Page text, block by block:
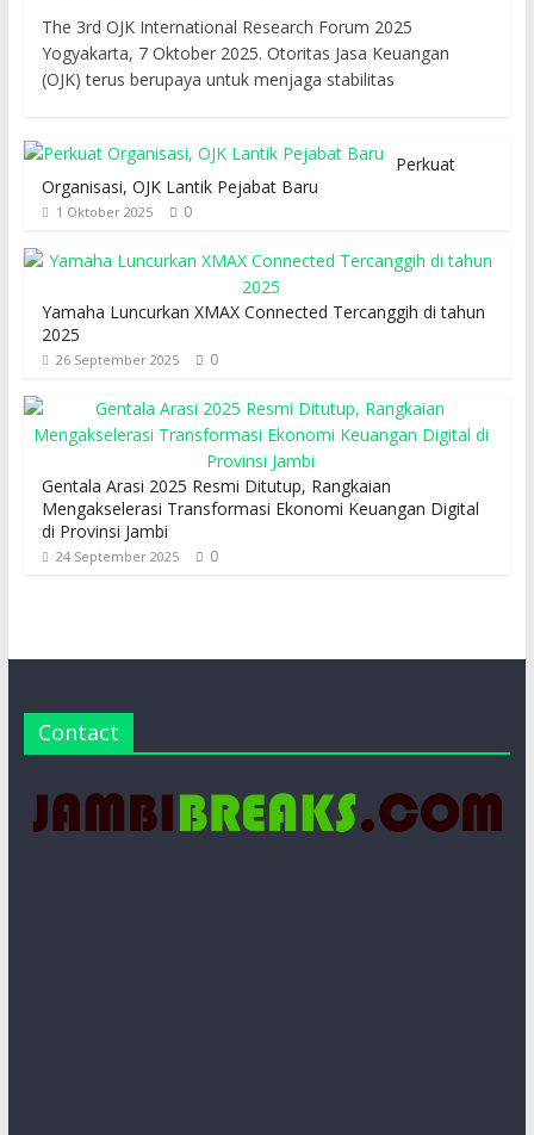
The 3rd OJK International Research Forum 2025
Yogyakarta, 7 Oktober 2025. Otoritas Jasa Keuangan
(OJK) terus berupaya untuk menjaga stabilitas
Perkuat
Organisasi, OJK Lantik Pejabat Baru
1 Oktober 2025 0
Yamaha Luncurkan XMAX Connected Tercanggih di tahun
2025
26 September 2025 0
Gentala Arasi 2025 Resmi Ditutup, Rangkaian
Mengakselerasi Transformasi Ekonomi Keuangan Digital
di Provinsi Jambi
24 September 2025 0
Contact